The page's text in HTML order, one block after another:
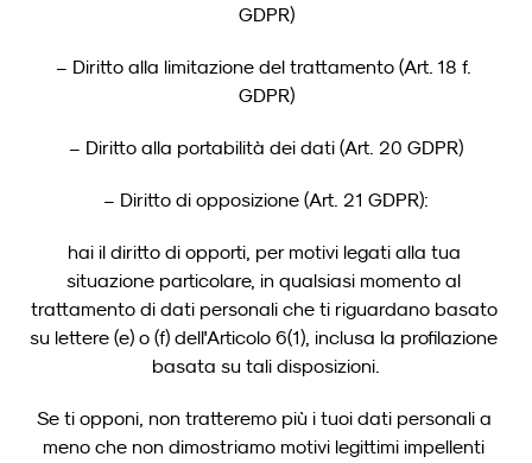
GDPR)
– Diritto alla limitazione del trattamento (Art. 18 f.
GDPR)
– Diritto alla portabilità dei dati (Art. 20 GDPR)
– Diritto di opposizione (Art. 21 GDPR):
hai il diritto di opporti, per motivi legati alla tua
situazione particolare, in qualsiasi momento al
trattamento di dati personali che ti riguardano basato
su lettere (e) o (f) dell'Articolo 6(1), inclusa la profilazione
basata su tali disposizioni.
Se ti opponi, non tratteremo più i tuoi dati personali a
meno che non dimostriamo motivi legittimi impellenti